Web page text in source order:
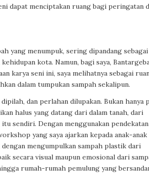
dapat menciptakan ruang bagi peringatan
yang menumpuk, sering dipandang sebagai
kota. Namun, bagi saya,
karya seni ini, saya melihatnya sebagai
dalam tumpukan sampah sekalipun.
dan perlahan dilupakan. Bukan hanya
halus yang datang dari dalam tanah, dari
sendiri. Dengan menggunakan pendekatan
yang saya ajarkan kepada anak-anak
mengumpulkan sampah plastik dari
secara visual maupun emosional dari
rumah-rumah pemulung yang